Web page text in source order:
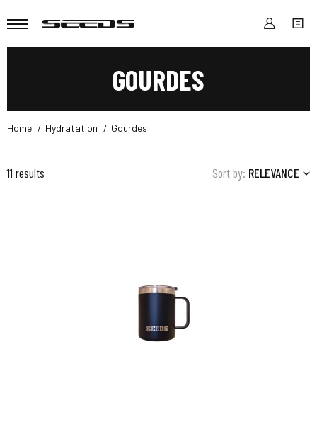
GOURDES
Home Hydratation Gourdes
11 results Sort by: RELEVANCE